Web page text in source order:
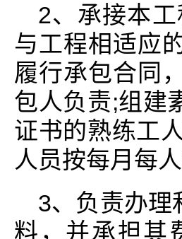
2、承接本
与工程相适应
履行承包合同
包人负责;组建
证书的熟练工
人员按每月每
3、负责办理
料，并承担其